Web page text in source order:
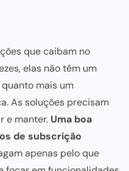
que caibam no
elas não têm um
mais um
As soluções precisam
e manter. Uma boa
de subscrição
apenas pelo que